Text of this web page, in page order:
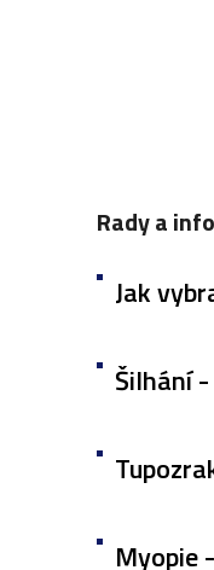
Rady a
Jak
ost brýlí
Šilhání
Myopie